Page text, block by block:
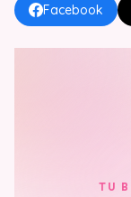
Facebook
TU